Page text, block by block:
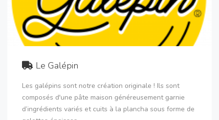
Le Galépin
Les galépins sont notre création originale ! Ils sont
composés d'une pâte maison généreusement garnie
d’ingrédients variés et cuits à la plancha sous forme de